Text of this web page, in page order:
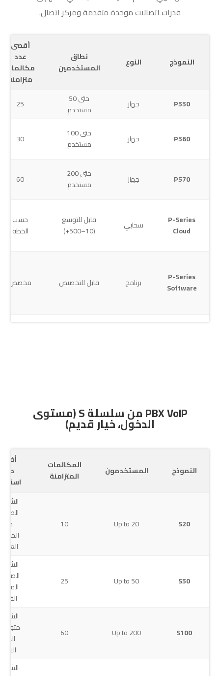
قدرات اتصالات موحدة متقدمة ومركز اتصال.
النموذج النوع
نطاق
المستخدمين
أقصى
عدد
مكالمات
متزامنة
P550
جهاز
حتى 50
مستخدم
25
P560 جهاز
حتى 100
مستخدم
30
P570 جهاز
حتى 200
مستخدم
60
P-Series
Cloud
سحابي
قابل للتوسع
(10–500+)
حسب
الخطة
P-Series
Software
برنامج قابل للتخصيص مخصص
PBX VoIP من سلسلة S (مستوى
الدخول، خيار قديم)
النموذج المستخدمون
المكالمات
المتزامنة
حالة
S20
Up to 20
10
جداً،
S50
Up to 50
25
S100
Up to 200
60
الحجم